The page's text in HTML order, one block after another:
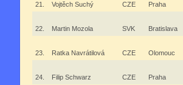
21. Vojtěch Suchý CZE Praha
22. Martin Mozola SVK Bratislava
23. Ratka Navrátilová CZE Olomouc
24. Filip Schwarz CZE Praha